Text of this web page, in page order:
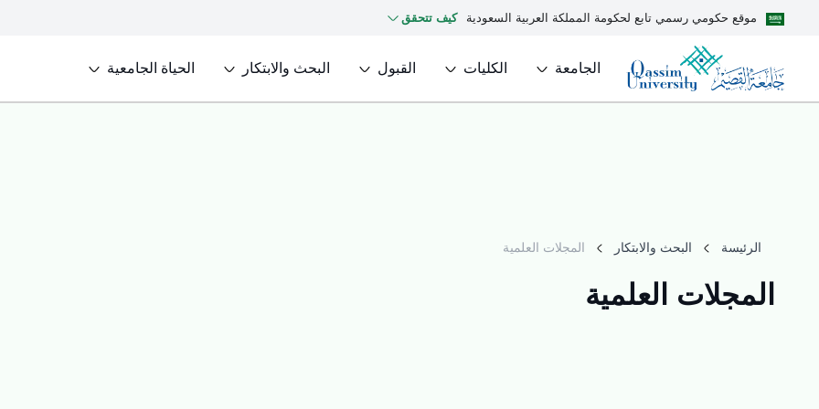
موقع حكومي رسمي تابع لحكومة المملكة العربية السعودية كيف تتحقق
الجامعة الكليات القبول البحث والابتكار الحياة الجامعية
الرئيسة البحث والابتكار المجلات العلمية
المجلات العلمية